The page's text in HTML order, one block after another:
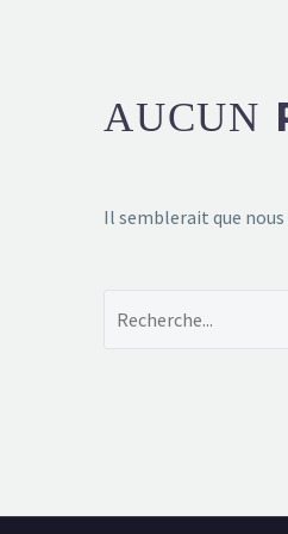
AUCUN
Il semblerait que nous